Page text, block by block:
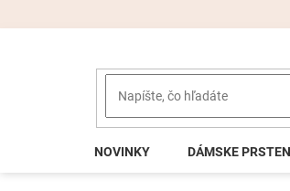
NOVINKY DÁMSKE